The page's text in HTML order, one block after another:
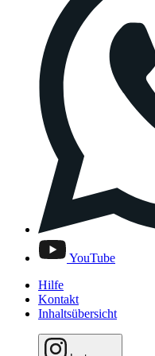
YouTube
Hilfe
Kontakt
Inhaltsübersicht